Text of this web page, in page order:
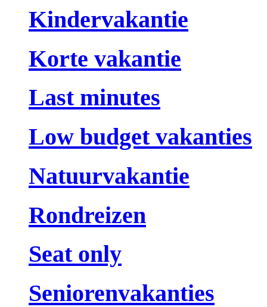
Kindervakantie
Korte vakantie
Last minutes
Low budget vakanties
Natuurvakantie
Rondreizen
Seat only
Seniorenvakanties